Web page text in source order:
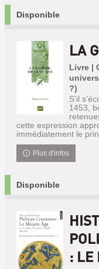
Disponible
LA
Livre |
?)
S'il
1453,
cette expression
immédiatement le
Plus d'infos
Disponible
: LE